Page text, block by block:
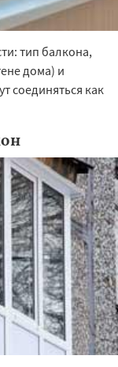
тип балкона,
дома) и
соединяться как